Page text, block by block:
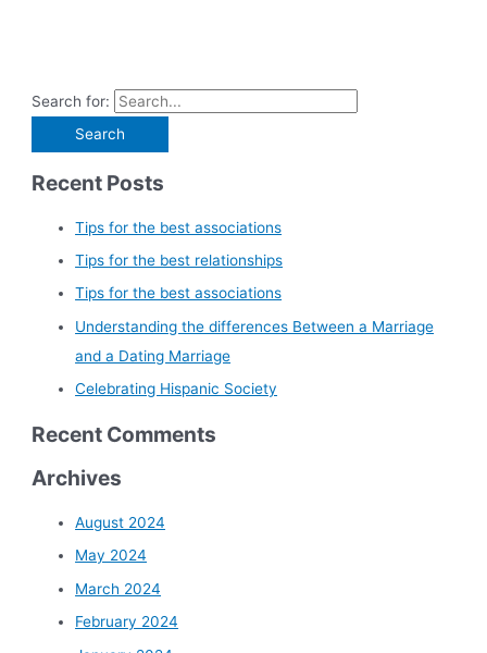
Search for:
Recent Posts
Tips for the best associations
Tips for the best relationships
Tips for the best associations
Understanding the differences Between a Marriage
and a Dating Marriage
Celebrating Hispanic Society
Recent Comments
Archives
August 2024
May 2024
March 2024
February 2024